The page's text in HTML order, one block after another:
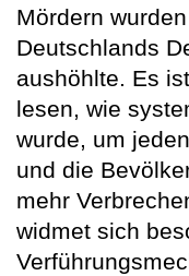
Mördern
Deutschlands
aushöhlte. Es
lesen, wie
wurde, um
und die
mehr
widmet sich